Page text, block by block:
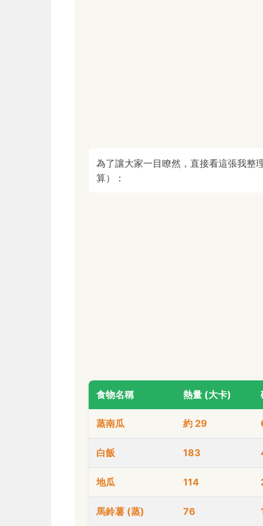
為了讓大家一目瞭然，直接看這張我整
算）：
食物名稱 熱量 (大卡)
蒸南瓜 約 29
白飯 183
地瓜 114
馬鈴薯 (蒸) 76